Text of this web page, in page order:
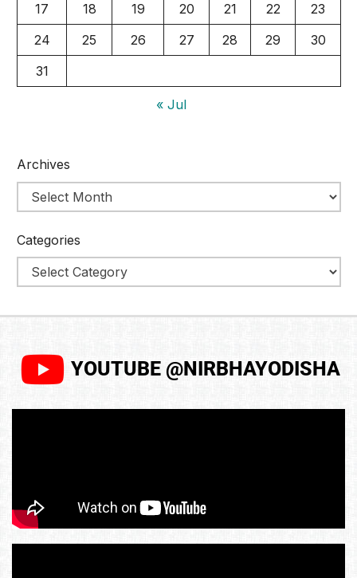
17
18 19 20 21 22
23
24
25 26 27 28 29
30
31
« Jul
Archives
Categories
YOUTUBE @NIRBHAYODISHA